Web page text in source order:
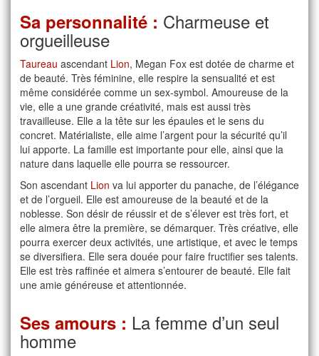
Sa personnalité : Charmeuse et
orgueilleuse
Taureau ascendant Lion, Megan Fox est dotée de charme et
de beauté. Très féminine, elle respire la sensualité et est
même considérée comme un sex-symbol. Amoureuse de la
vie, elle a une grande créativité, mais est aussi très
travailleuse. Elle a la tête sur les épaules et le sens du
concret. Matérialiste, elle aime l’argent pour la sécurité qu’il
lui apporte. La famille est importante pour elle, ainsi que la
nature dans laquelle elle pourra se ressourcer.
Son ascendant Lion va lui apporter du panache, de l’élégance
et de l’orgueil. Elle est amoureuse de la beauté et de la
noblesse. Son désir de réussir et de s’élever est très fort, et
elle aimera être la première, se démarquer. Très créative, elle
pourra exercer deux activités, une artistique, et avec le temps
se diversifiera. Elle sera douée pour faire fructifier ses talents.
Elle est très raffinée et aimera s’entourer de beauté. Elle fait
une amie généreuse et attentionnée.
Ses amours : La femme d’un seul
homme